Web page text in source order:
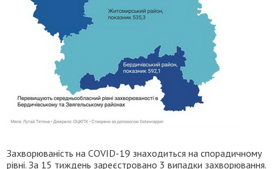
Захворюваність на COVID-19 знаходиться на спорадичному
рівні. За 15 тиждень зареєстровано 3 випадки захворювання.